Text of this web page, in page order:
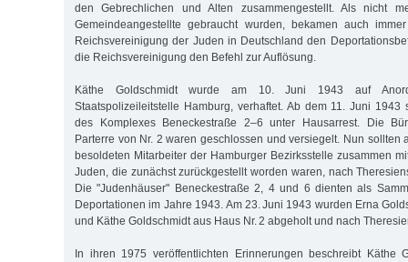
den Gebrechlichen und Alten zusammengestellt. Als nicht
Gemeindeangestellte gebraucht wurden, bekamen auch
Reichsvereinigung der Juden in Deutschland den
die Reichsvereinigung den Befehl zur Auflösung.
Käthe Goldschmidt wurde am 10. Juni 1943 auf
Staatspolizeileitstelle Hamburg, verhaftet. Ab dem 11. Juni 1943
des Komplexes Beneckestraße 2–6 unter Hausarrest. Die
Parterre von Nr. 2 waren geschlossen und versiegelt. Nun sollten
besoldeten Mitarbeiter der Hamburger Bezirksstelle zusammen
Juden, die zunächst zurückgestellt worden waren, nach
Die "Judenhäuser" Beneckestraße 2, 4 und 6 dienten als
Deportationen im Jahre 1943. Am 23. Juni 1943 wurden Erna
und Käthe Goldschmidt aus Haus Nr. 2 abgeholt und nach
In ihren 1975 veröffentlichten Erinnerungen beschreibt Käthe